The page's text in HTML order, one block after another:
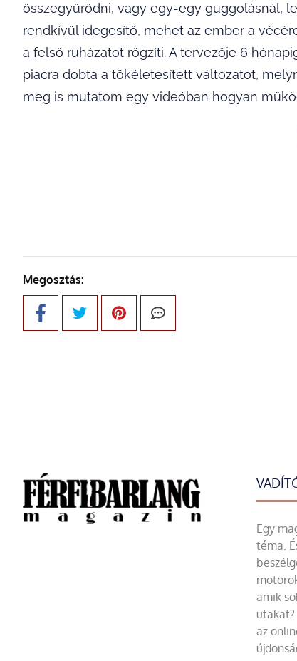
összegyűrődni, vagy egy-egy guggolásnál,
rendkívül idegesítő, mehet az ember a
a felső ruházatot rögzíti. A tervezője 6
piacra dobta a tökéletesített változatot,
meg is mutatom egy videóban hogyan
Megosztás:
Egy
téma.
amik
az